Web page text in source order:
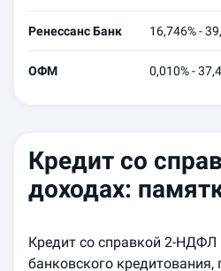
Ренессанс Банк 16,746% -
ОФМ 0,010% -
Кредит со
доходах:
Кредит со справкой 2-НДФЛ
банковского